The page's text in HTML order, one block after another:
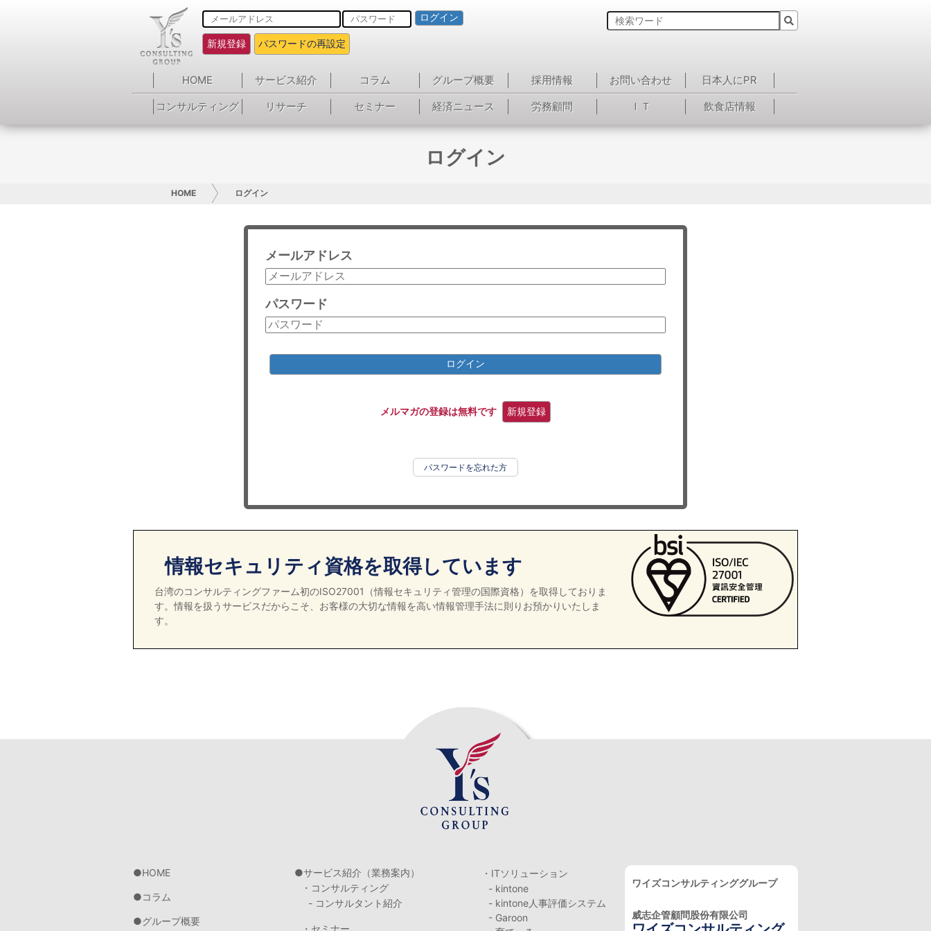
ログイン
新規登録 パスワードの再設定
HOME サービス紹介 コラム グループ概要 採用情報 お問い合わせ
日本人にPR
コンサルティング
リサーチ セミナー 経済ニュース 労務顧問 ＩＴ 飲食店情報
ログイン
HOME ログイン
メールアドレス
パスワード
ログイン
メルマガの登録は無料です 新規登録
パスワードを忘れた方
情報セキュリティ資格を取得しています
台湾のコンサルティングファーム初のISO27001（情報セキュリティ管理の国際資格）を取得しておりま
す。情報を扱うサービスだからこそ、お客様の大切な情報を高い情報管理手法に則りお預かりいたしま
す。
HOME
コラム
グループ概要
サービス紹介（業務案内）
・コンサルティング
- コンサルタント紹介
・セミナー
・ITソリューション
- kintone
- kintone人事評価システム
- Garoon
ワイズコンサルティンググループ
威志企管顧問股份有限公司